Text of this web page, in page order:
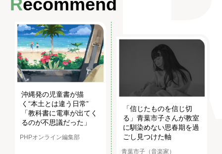
Recommend
沖縄発の児童書が描
く“本土とは違う日常”
「教科書に電車が出てく
るのが不思議だった」
PHPオンライン編集部
「信じたものを信じ切
る」青葉市子さんが教室
に馴染めない思春期を過
ごし見つけた軸
青葉市子（音楽家）